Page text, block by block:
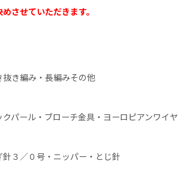
させていただきます。
き編み・長編みその他
クパール・ブローチ金具・ヨーロピアンワイヤ
針３／０号・ニッパー・とじ針